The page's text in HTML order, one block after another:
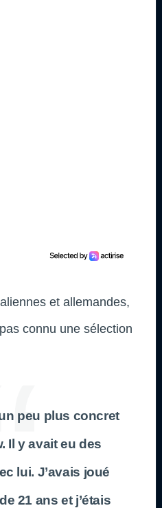
et allemandes,
connu une sélection
peu plus concret
Il y avait eu des
lui. J’avais joué
21 ans et j’étais